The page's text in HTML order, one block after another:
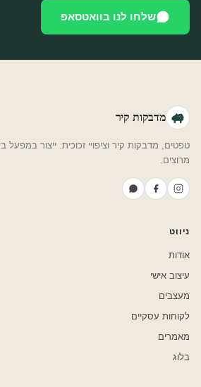
שלחו לנו בוואטסאפ
מדבקות קיר
מרוצים.
ניווט
אודות
עיצוב אישי
מעצבים
לקוחות עסקיים
מאמרים
בלוג